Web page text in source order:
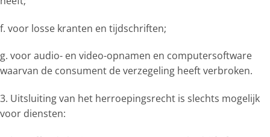
f. voor losse kranten en tijdschriften;
g. voor audio- en video-opnamen en computersoftware
waarvan de consument de verzegeling heeft verbroken.
3. Uitsluiting van het herroepingsrecht is slechts mogelijk
voor diensten: